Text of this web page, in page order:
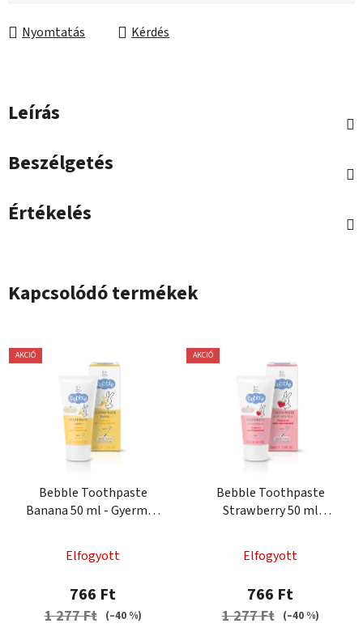
Nyomtatás Kérdés
Leírás
Beszélgetés
Értékelés
Kapcsolódó termékek
AKCIÓ
Bebble Toothpaste
Banana 50 ml - Gyermek
Elfogyott
766 Ft
1 277 Ft (–40 %)
AKCIÓ
Bebble Toothpaste
Strawberry 50 ml
Elfogyott
766 Ft
1 277 Ft (–40 %)